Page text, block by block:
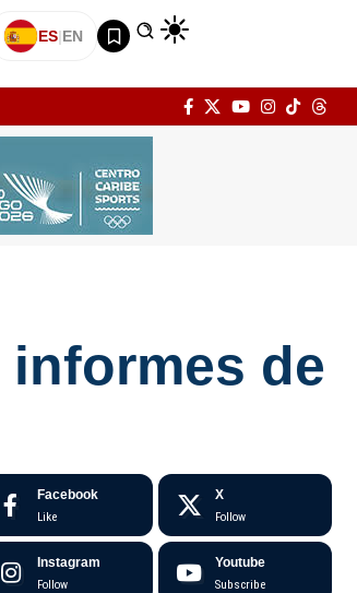
ES|EN
de
Facebook
Like
X
Follow
Instagram
Follow
Youtube
Subscribe